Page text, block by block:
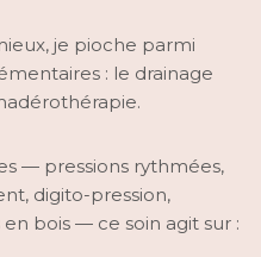
je pioche parmi
: le drainage
— pressions rythmées,
digito-pression,
bois — ce soin agit sur :